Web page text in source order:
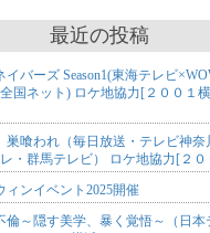
最近の投稿
イバーズ Season1(東海テレビ
国ネット) ロケ地協力[２００１
巣喰われ（毎日放送・テレビ神
・群馬テレビ） ロケ地協力[２０
ィンイベント2025開催
倫～隠す美学、暴く覚悟～（日